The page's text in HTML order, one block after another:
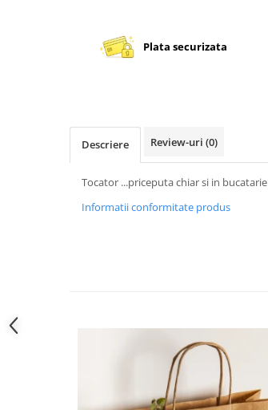
Plata securizata
Descriere Review-uri (0)
Tocator ...priceputa chiar si in bucatarie
Informatii conformitate produs